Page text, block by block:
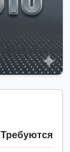
Требуются